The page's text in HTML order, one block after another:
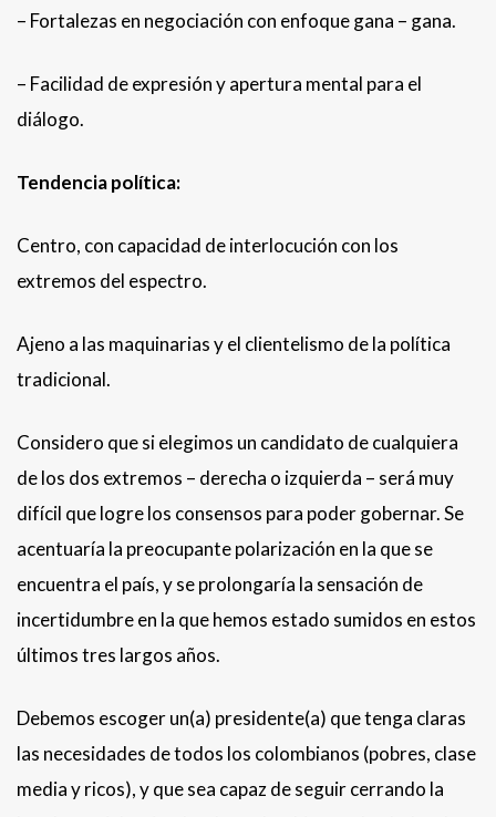
– Fortalezas en negociación con enfoque gana – gana.
– Facilidad de expresión y apertura mental para el
diálogo.
Tendencia política:
Centro, con capacidad de interlocución con los
extremos del espectro.
Ajeno a las maquinarias y el clientelismo de la política
tradicional.
Considero que si elegimos un candidato de cualquiera
de los dos extremos – derecha o izquierda – será muy
difícil que logre los consensos para poder gobernar. Se
acentuaría la preocupante polarización en la que se
encuentra el país, y se prolongaría la sensación de
incertidumbre en la que hemos estado sumidos en estos
últimos tres largos años.
Debemos escoger un(a) presidente(a) que tenga claras
las necesidades de todos los colombianos (pobres, clase
media y ricos), y que sea capaz de seguir cerrando la